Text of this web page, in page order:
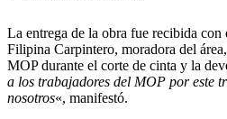
La entrega de la obra fue recibida con
Filipina Carpintero, moradora del
MOP durante el corte de cinta y la
a los trabajadores del MOP por este
nosotros«, manifestó.